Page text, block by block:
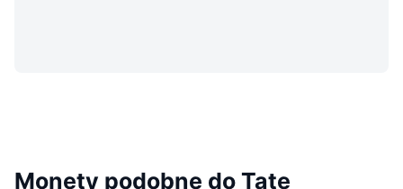
Monety podobne do Tate